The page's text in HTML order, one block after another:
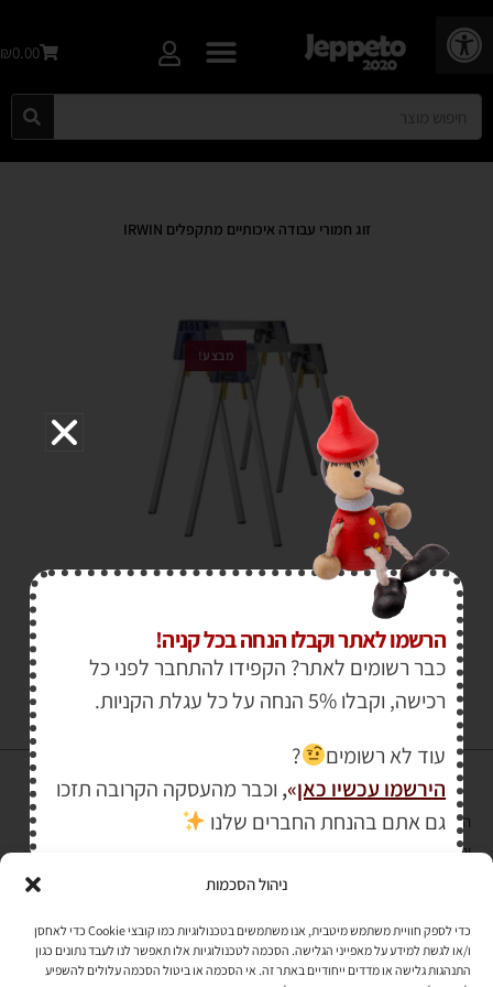
פתח סרגל נגישות
ניהול הסכמות
כדי לספק חוויית משתמש מיטבית, אנו משתמשים בטכנולוגיות כמו קובצי Cookie כדי לאחסן
ו/או לגשת למידע על מאפייני הגלישה. הסכמה לטכנולוגיות אלו תאפשר לנו לעבד נתונים כגון
התנהגות גלישה או מדדים ייחודיים באתר זה. אי הסכמה או ביטול הסכמה עלולים להשפיע
₪0.00
זוג חמורי עבודה איכותיים מתקפלים IRWIN
מבצע!
והעומד בתקן אבטחה PCI DSS Level-1
לתקנון האתר»
הרשמו לאתר וקבלו הנחה בכל קניה!
כבר רשומים לאתר? הקפידו להתחבר לפני כל
רכישה, וקבלו 5% הנחה על כל עגלת הקניות.
עוד לא רשומים
?
הירשמו עכשיו כאן»
, וכבר מהעסקה הקרובה תזכו
גם אתם בהנחת החברים שלנו